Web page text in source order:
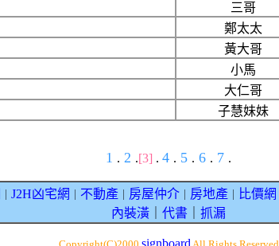
三哥
鄭太太
黃大哥
小馬
大仁哥
子慧妹妹
1 . 2 .[3] . 4 . 5 . 6 . 7 .
J2H凶宅網 不動產｜ 房屋仲介｜ 房地產｜ 比價網
內裝潢
代書 抓漏
signboard